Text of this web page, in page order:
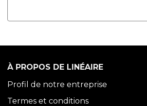
À PROPOS DE LINÉAIRE
Profil de notre entreprise
Termes et conditions